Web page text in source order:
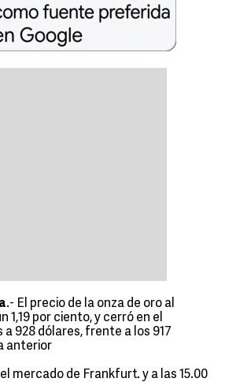
.- El precio de la onza de oro al
1,19 por ciento, y cerró en el
928 dólares, frente a los 917
anterior
mercado de Frankfurt. y a las 15.00